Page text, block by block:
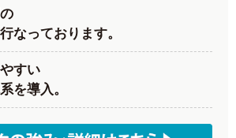
なっております。
すい
を導入。